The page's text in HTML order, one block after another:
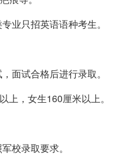
业只招英语语种考生。
面试合格后进行录取。
上，女生160厘米以上。
校录取要求。